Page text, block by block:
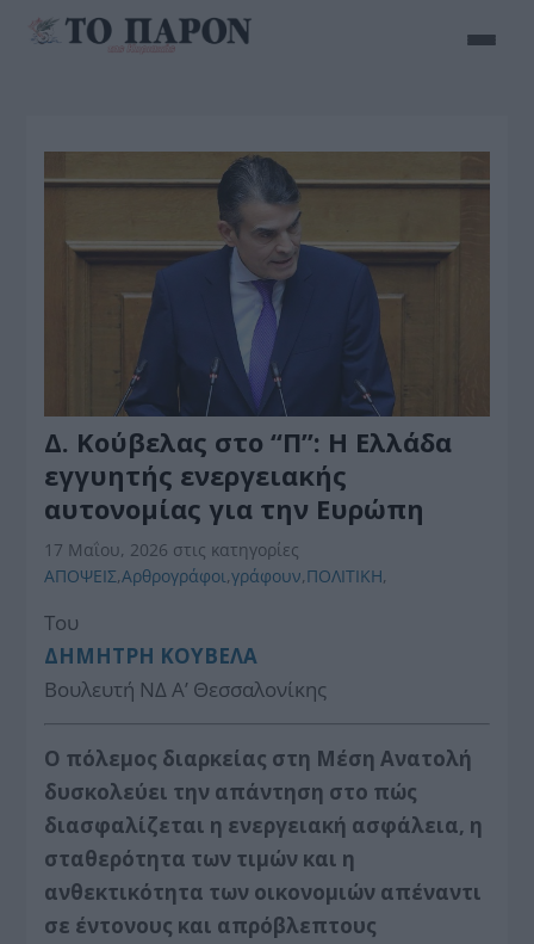
Δ. Κούβελας στο “Π”: Η Ελλάδα
εγγυητής ενεργειακής
αυτονομίας για την Ευρώπη
17 Μαΐου, 2026 στις κατηγορίες
ΑΠΟΨΕΙΣ,Αρθρογράφοι,γράφουν,ΠΟΛΙΤΙΚΗ,
Του
ΔΗΜΗΤΡΗ ΚΟΥΒΕΛΑ
Βουλευτή ΝΔ Α’ Θεσσαλονίκης
Ο πόλεμος διαρκείας στη Μέση Ανατολή
δυσκολεύει την απάντηση στο πώς
διασφαλίζεται η ενεργειακή ασφάλεια, η
σταθερότητα των τιμών και η
ανθεκτικότητα των οικονομιών απέναντι
σε έντονους και απρόβλεπτους